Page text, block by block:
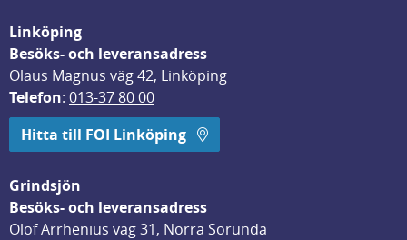
Linköping
Besöks- och leveransadress
Olaus Magnus väg 42, Linköping
Telefon: 013-37 80 00
Hitta till FOI Linköping
Grindsjön
Besöks- och leveransadress
Olof Arrhenius väg 31, Norra Sorunda